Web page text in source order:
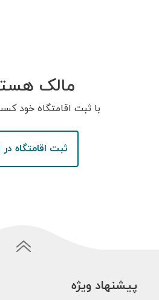
مالک
با ثبت اقامتگاه خود
ثبت اقامتگاه
پیشنهاد ویژه